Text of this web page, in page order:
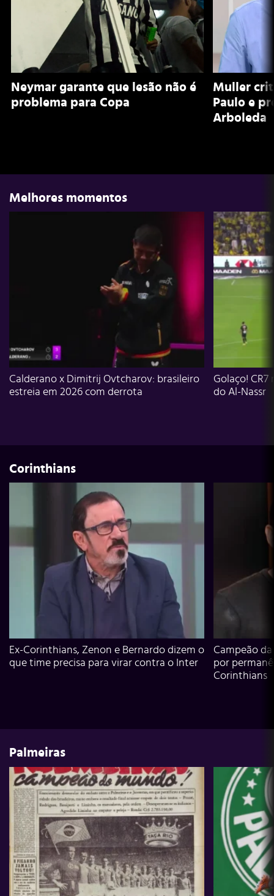
Neymar garante que lesão não é
problema para Copa
Muller
Paulo e
Arboleda
Melhores momentos
Calderano x Dimitrij Ovtcharov: brasileiro
estreia em 2026 com derrota
Golaço!
do Al-Nassr
Corinthians
Ex-Corinthians, Zenon e Bernardo dizem o
que time precisa para virar contra o Inter
Campeão
por
Corinthians
Palmeiras